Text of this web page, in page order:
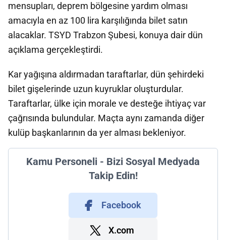
mensupları, deprem bölgesine yardım olması
amacıyla en az 100 lira karşılığında bilet satın
alacaklar. TSYD Trabzon Şubesi, konuya dair dün
açıklama gerçekleştirdi.
Kar yağışına aldırmadan taraftarlar, dün şehirdeki
bilet gişelerinde uzun kuyruklar oluşturdular.
Taraftarlar, ülke için morale ve desteğe ihtiyaç var
çağrısında bulundular. Maçta aynı zamanda diğer
kulüp başkanlarının da yer alması bekleniyor.
Kamu Personeli - Bizi Sosyal Medyada
Takip Edin!
Facebook
X.com